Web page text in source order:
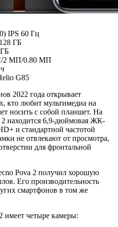
IPS 60 Гц
ГБ
2 МП/0.80 МП
G85
2022 года открывает
кто любит мультимедиа на
носить с собой планшет. На
2 находится 6,9-дюймовая ЖК-
и стандартной частотой
не отвлекают от просмотра,
для фронтальной
Pova 2 получил хорошую
Его производительность
смартфонов в том же
имеет четыре камеры: